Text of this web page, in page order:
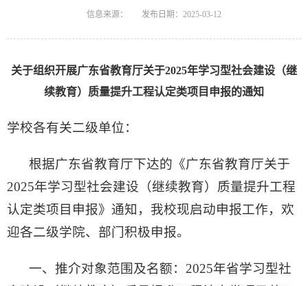
信息来源： 发布日期：2025-03-12
关于组织开展广东省教育厅关于2025年学习型社会建设（继
续教育）质量提升工程认定类项目申报的通知
学校各有关二级单位：
根据广东省教育厅下达的《广东省教育厅关于
2025年学习型社会建设（继续教育）质量提升工程
认定类项目申报》通知，我校现启动申报工作，欢
迎各二级学院、部门积极申报。
一、推介对象范围及名额：2025年省学习型社